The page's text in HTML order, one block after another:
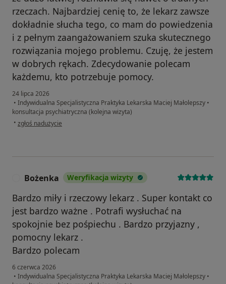
rzeczach. Najbardziej cenię to, że lekarz zawsze
dokładnie słucha tego, co mam do powiedzenia
i z pełnym zaangażowaniem szuka skutecznego
rozwiązania mojego problemu. Czuję, że jestem
w dobrych rękach. Zdecydowanie polecam
każdemu, kto potrzebuje pomocy.
24 lipca 2026
• Indywidualna Specjalistyczna Praktyka Lekarska Maciej Małolepszy •
konsultacja psychiatryczna (kolejna wizyta)
• w opinii użytkownika Weronika
zgłoś nadużycie
Bożenka Weryfikacja wizyty
Bardzo miły i rzeczowy lekarz . Super kontakt co
jest bardzo ważne . Potrafi wysłuchać na
spokojnie bez pośpiechu . Bardzo przyjazny ,
pomocny lekarz .
Bardzo polecam
6 czerwca 2026
• Indywidualna Specjalistyczna Praktyka Lekarska Maciej Małolepszy •